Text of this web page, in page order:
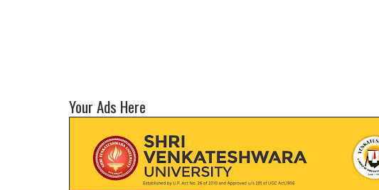
Your Ads Here